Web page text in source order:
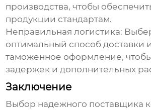
производства, чтобы
продукции стандартам.
Неправильная логистика:
оптимальный способ доставки
таможенное оформление,
задержек и дополнительных
Заключение
Выбор надежного поставщика